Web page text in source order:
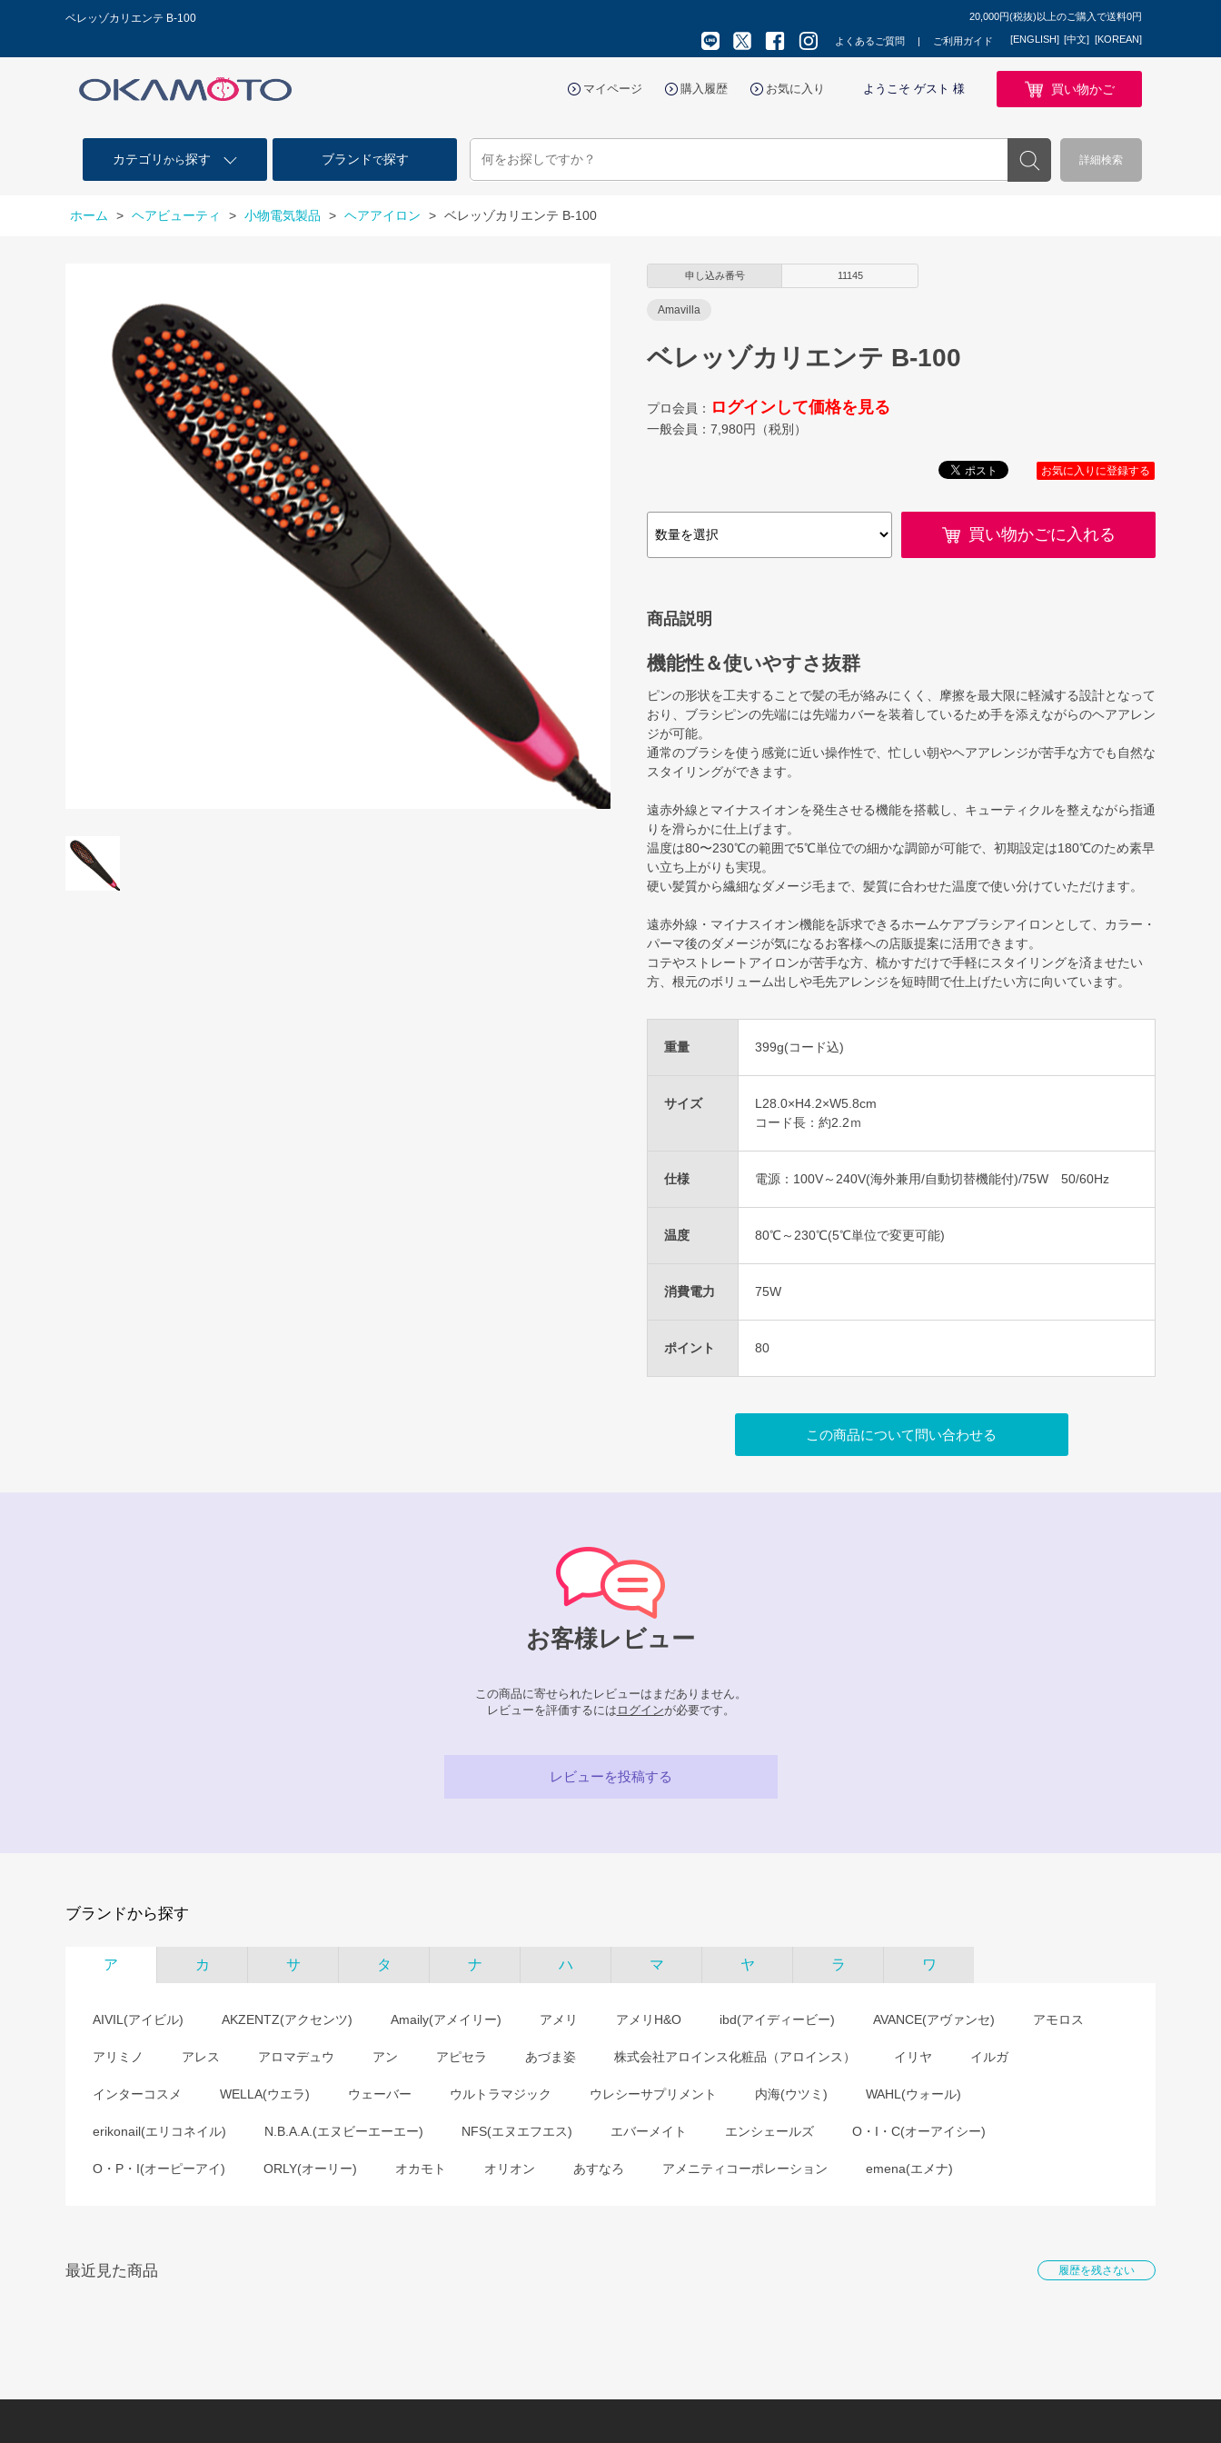
ベレッゾカリエンテ B-100 20,000円(税抜)以上のご購入で送料0円
よくあるご質問 ご利用ガイド [ENGLISH] [中文] [KOREAN]
マイページ 購入履歴 お気に入り ようこそ ゲスト 様 買い物かご
カテゴリ から探す ブランドで探す 詳細検索
ホーム > ヘアビューティ > 小物電気製品 > ヘアアイロン > ベレッゾカリエンテ B-100
申し込み番号 11145
Amavilla
ベレッゾカリエンテ B-100
プロ会員： ログインして価格を見る
一般会員： 7,980円（税別）
お気に入りに登録する
買い物かごに入れる
商品説明
機能性＆使いやすさ抜群
ピンの形状を工夫することで髪の毛が絡みにくく、摩擦を最大限に軽減する設計となって
おり、ブラシピンの先端には先端カバーを装着しているため手を添えながらのヘアアレン
ジが可能。
通常のブラシを使う感覚に近い操作性で、忙しい朝やヘアアレンジが苦手な方でも自然な
スタイリングができます。
遠赤外線とマイナスイオンを発生させる機能を搭載し、キューティクルを整えながら指通
りを滑らかに仕上げます。
温度は80〜230℃の範囲で5℃単位での細かな調節が可能で、初期設定は180℃のため素早
い立ち上がりも実現。
硬い髪質から繊細なダメージ毛まで、髪質に合わせた温度で使い分けていただけます。
遠赤外線・マイナスイオン機能を訴求できるホームケアブラシアイロンとして、カラー・
パーマ後のダメージが気になるお客様への店販提案に活用できます。
コテやストレートアイロンが苦手な方、梳かすだけで手軽にスタイリングを済ませたい
方、根元のボリューム出しや毛先アレンジを短時間で仕上げたい方に向いています。
重量 399g(コード込)
サイズ
L28.0×H4.2×W5.8cm
コード長：約2.2ｍ
仕様 電源：100V～240V(海外兼用/自動切替機能付)/75W 50/60Hz
温度 80℃～230℃(5℃単位で変更可能)
消費電力 75W
ポイント 80
この商品について問い合わせる
お客様レビュー
この商品に寄せられたレビューはまだありません。
レビューを評価するには ログインが必要です。
レビューを投稿する
ブランドから探す
ア カ サ タ ナ ハ マ ヤ ラ ワ
AIVIL(アイビル) AKZENTZ(アクセンツ) Amaily(アメイリー) アメリ アメリH&O ibd(アイディービー) AVANCE(アヴァンセ) アモロス
アリミノ アレス アロマデュウ アン アピセラ あづま姿 株式会社アロインス化粧品（アロインス） イリヤ イルガ
インターコスメ WELLA(ウエラ) ウェーバー ウルトラマジック ウレシーサプリメント 内海(ウツミ) WAHL(ウォール)
erikonail(エリコネイル) N.B.A.A.(エヌビーエーエー) NFS(エヌエフエス) エバーメイト エンシェールズ O・I・C(オーアイシー)
O・P・I(オーピーアイ) ORLY(オーリー) オカモト オリオン あすなろ アメニティコーポレーション emena(エメナ)
最近見た商品 履歴を残さない